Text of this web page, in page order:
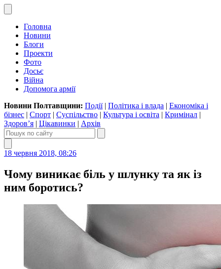
Головна
Новини
Блоги
Проекти
Фото
Досьє
Війна
Допомога армії
Новини Полтавщини: Події| Політика і влада | Економіка і
бізнес | Спорт | Суспільство | Культура і освіта | Кримінал |
Здоров’я | Цікавинки | Архів
18 червня 2018, 08:26
Чому виникає біль у шлунку та як із
ним боротись?